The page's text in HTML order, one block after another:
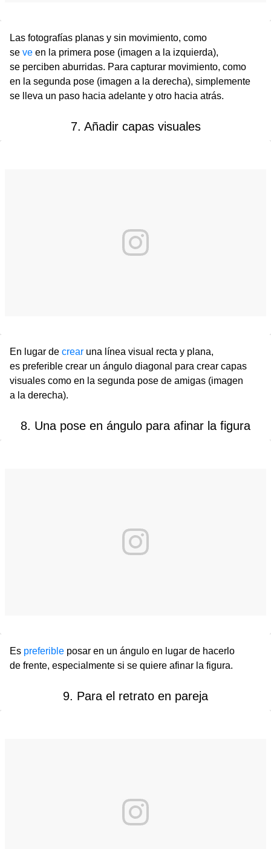
Las fotografías planas y sin movimiento, como
se ve en la primera pose (imagen a la izquierda),
se perciben aburridas. Para capturar movimiento, como
en la segunda pose (imagen a la derecha), simplemente
se lleva un paso hacia adelante y otro hacia atrás.
7. Añadir capas visuales
En lugar de crear una línea visual recta y plana,
es preferible crear un ángulo diagonal para crear capas
visuales como en la segunda pose de amigas (imagen
a la derecha).
8. Una pose en ángulo para afinar la figura
Es preferible posar en un ángulo en lugar de hacerlo
de frente, especialmente si se quiere afinar la figura.
9. Para el retrato en pareja